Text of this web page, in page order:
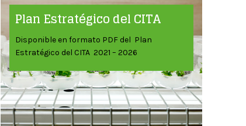
Plan Estratégico del CITA
Disponible en formato PDF del Plan
Estratégico del CITA 2021 – 2026